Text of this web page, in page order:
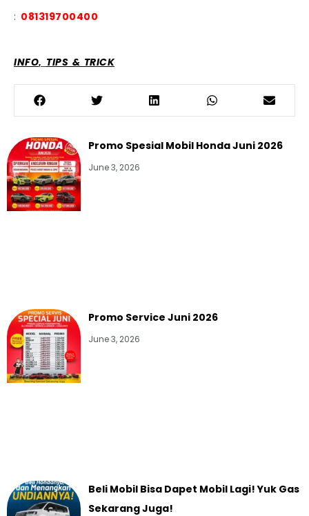
: 081319700400
INFO, TIPS & TRICK
Promo Spesial Mobil Honda Juni 2026
June 3, 2026
Promo Service Juni 2026
June 3, 2026
Beli Mobil Bisa Dapet Mobil Lagi! Yuk Gas
Sekarang Juga!